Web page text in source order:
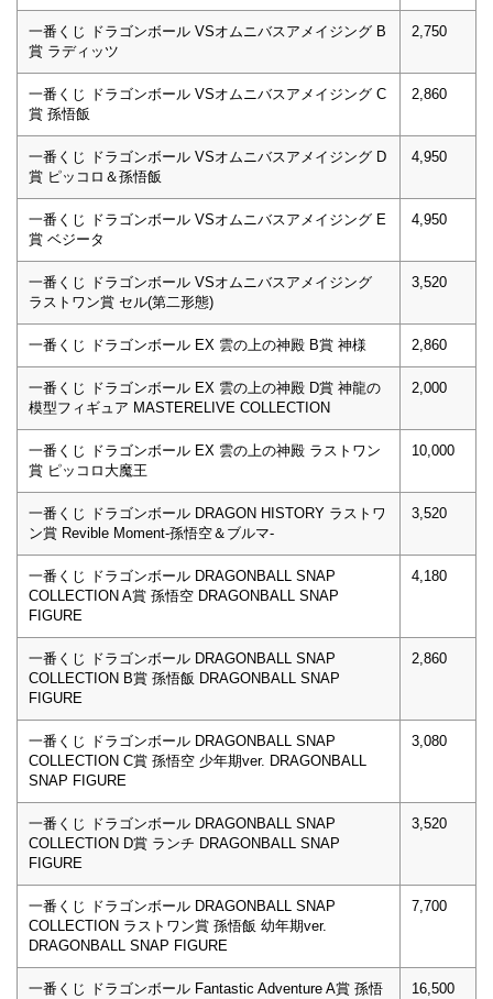
一番くじ ドラゴンボール VSオムニバスアメイジング B
賞 ラディッツ
2,750
一番くじ ドラゴンボール VSオムニバスアメイジング C
賞 孫悟飯
2,860
一番くじ ドラゴンボール VSオムニバスアメイジング D
賞 ピッコロ＆孫悟飯
4,950
一番くじ ドラゴンボール VSオムニバスアメイジング E
賞 ベジータ
4,950
一番くじ ドラゴンボール VSオムニバスアメイジング
ラストワン賞 セル(第二形態)
3,520
一番くじ ドラゴンボール EX 雲の上の神殿 B賞 神様 2,860
一番くじ ドラゴンボール EX 雲の上の神殿 D賞 神龍の
模型フィギュア MASTERELIVE COLLECTION
2,000
一番くじ ドラゴンボール EX 雲の上の神殿 ラストワン
賞 ピッコロ大魔王
10,000
一番くじ ドラゴンボール DRAGON HISTORY ラストワ
ン賞 Revible Moment-孫悟空＆ブルマ-
3,520
一番くじ ドラゴンボール DRAGONBALL SNAP
COLLECTION A賞 孫悟空 DRAGONBALL SNAP
FIGURE
4,180
一番くじ ドラゴンボール DRAGONBALL SNAP
COLLECTION B賞 孫悟飯 DRAGONBALL SNAP
FIGURE
2,860
一番くじ ドラゴンボール DRAGONBALL SNAP
COLLECTION C賞 孫悟空 少年期ver. DRAGONBALL
SNAP FIGURE
3,080
一番くじ ドラゴンボール DRAGONBALL SNAP
COLLECTION D賞 ランチ DRAGONBALL SNAP
FIGURE
3,520
一番くじ ドラゴンボール DRAGONBALL SNAP
COLLECTION ラストワン賞 孫悟飯 幼年期ver.
DRAGONBALL SNAP FIGURE
7,700
一番くじ ドラゴンボール Fantastic Adventure A賞 孫悟
16,500